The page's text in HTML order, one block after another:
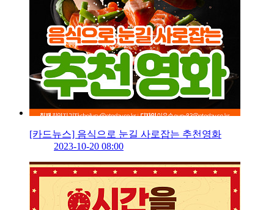
[카드뉴스] 음식으로 눈길 사로잡는 추천영화
2023-10-20 08:00